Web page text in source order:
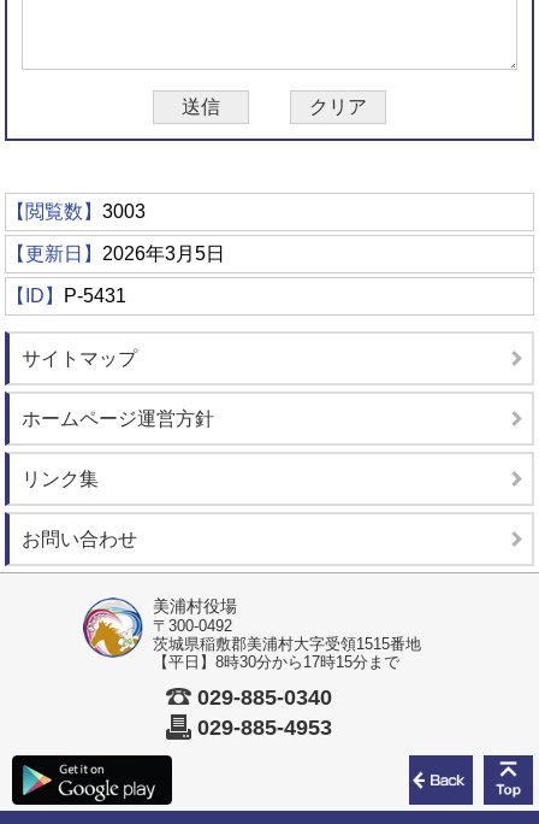
前の
【閲覧数】3003
【更新日】 2026年3月5日
【ID】 P-5431
サイトマップ
ホームページ運営方針
リンク集
お問い合わせ
美浦村役場
〒300-0492
茨城県稲敷郡美浦村大字受領1515番地
【平日】8時30分から17時15分まで
029-885-0340
029-885-4953